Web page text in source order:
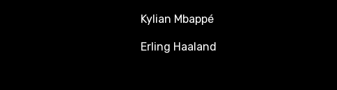
Kylian Mbappé
Erling Haaland